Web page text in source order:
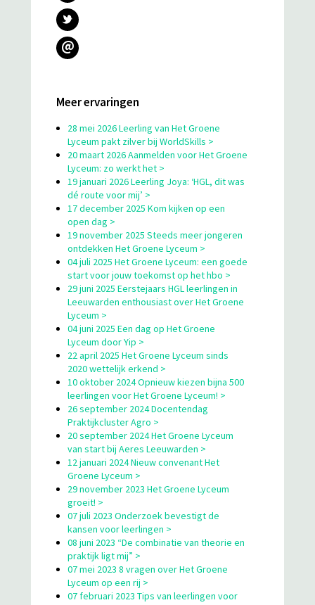
@
Meer ervaringen
28 mei 2026 Leerling van Het Groene
Lyceum pakt zilver bij WorldSkills >
20 maart 2026 Aanmelden voor Het Groene
Lyceum: zo werkt het >
19 januari 2026 Leerling Joya: ‘HGL, dit was
dé route voor mij’ >
17 december 2025 Kom kijken op een
open dag >
19 november 2025 Steeds meer jongeren
ontdekken Het Groene Lyceum >
04 juli 2025 Het Groene Lyceum: een goede
start voor jouw toekomst op het hbo >
29 juni 2025 Eerstejaars HGL leerlingen in
Leeuwarden enthousiast over Het Groene
Lyceum >
04 juni 2025 Een dag op Het Groene
Lyceum door Yip >
22 april 2025 Het Groene Lyceum sinds
2020 wettelijk erkend >
10 oktober 2024 Opnieuw kiezen bijna 500
leerlingen voor Het Groene Lyceum! >
26 september 2024 Docentendag
Praktijkcluster Agro >
20 september 2024 Het Groene Lyceum
van start bij Aeres Leeuwarden >
12 januari 2024 Nieuw convenant Het
Groene Lyceum >
29 november 2023 Het Groene Lyceum
groeit! >
07 juli 2023 Onderzoek bevestigt de
kansen voor leerlingen >
08 juni 2023 “De combinatie van theorie en
praktijk ligt mij” >
07 mei 2023 8 vragen over Het Groene
Lyceum op een rij >
07 februari 2023 Tips van leerlingen voor